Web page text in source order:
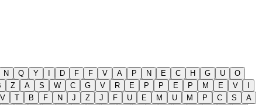
N Q Y I D F F V A P N E C H G U
O
Z A S W C G V R E P P E P M E V
I
V T B F N J Z J F U E M U M P C S
A